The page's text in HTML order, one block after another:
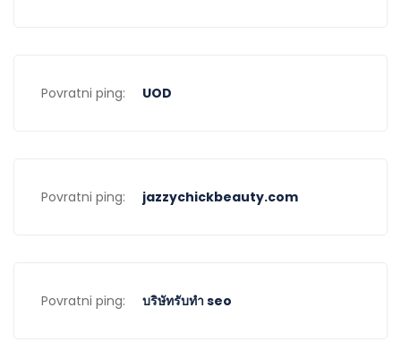
Povratni ping: UOD
Povratni ping: jazzychickbeauty.com
Povratni ping: บริษัทรับทำ seo